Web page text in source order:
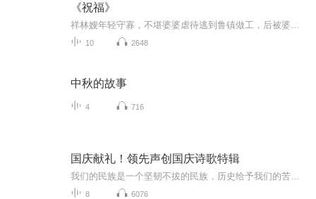
《祝福》
10 2648
中秋的故事
4 716
国庆献礼！领先声创国庆诗歌特辑
8 6076